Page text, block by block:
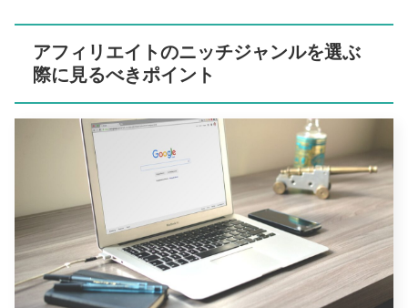
アフィリエイトのニッチジャンルを選ぶ
際に見るべきポイント